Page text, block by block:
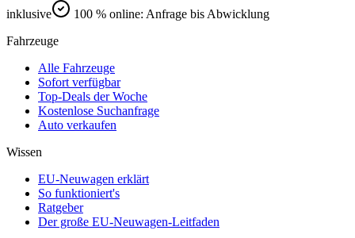
inklusive
100 % online: Anfrage bis Abwicklung
Fahrzeuge
Alle Fahrzeuge
Sofort verfügbar
Top-Deals der Woche
Kostenlose Suchanfrage
Auto verkaufen
Wissen
EU-Neuwagen erklärt
So funktioniert's
Ratgeber
Der große EU-Neuwagen-Leitfaden